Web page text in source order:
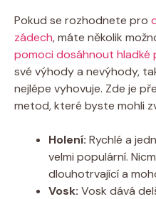
Pokud se rozhodnete pro
zádech, máte několik
pomoci dosáhnout hladké
své výhody a nevýhody,
nejlépe vyhovuje. Zde je
metod, které byste mohli
Holení: Rychlé a
velmi populární.
dlouhotrvající a
Vosk: Vosk dává